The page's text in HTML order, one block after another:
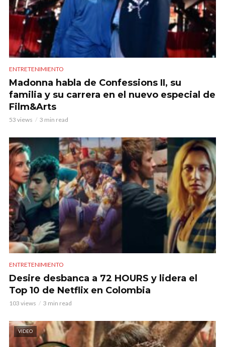
ENTRETENIMIENTO
Madonna habla de Confessions II, su
familia y su carrera en el nuevo especial de
Film&Arts
53 views 3 min read
ENTRETENIMIENTO
Desire desbanca a 72 HOURS y lidera el
Top 10 de Netflix en Colombia
103 views 3 min read
VIDEO